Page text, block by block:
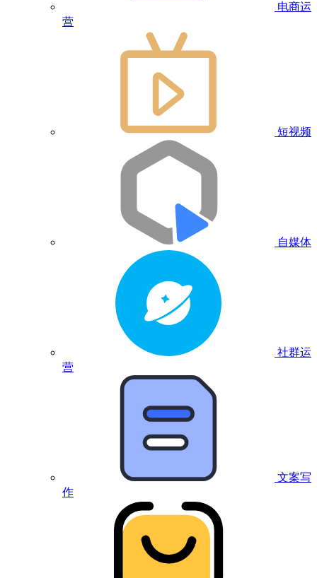
电商运
营
短视频
自媒体
社群运
营
文案写
作